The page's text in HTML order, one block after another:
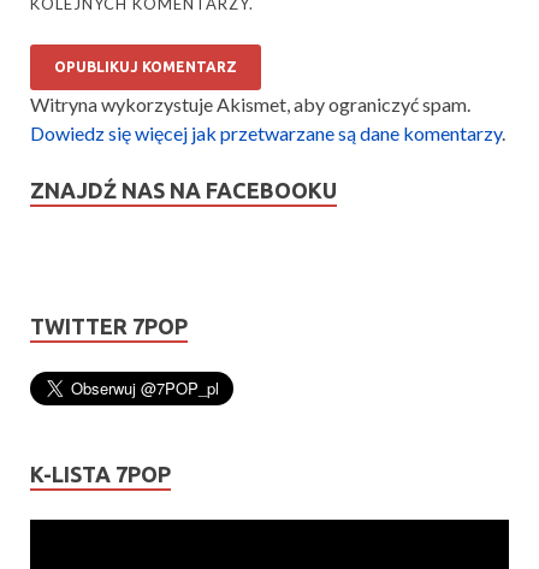
Witryna wykorzystuje Akismet, aby ograniczyć spam.
Dowiedz się więcej jak przetwarzane są dane komentarzy.
ZNAJDŹ NAS NA FACEBOOKU
TWITTER 7POP
K-LISTA 7POP